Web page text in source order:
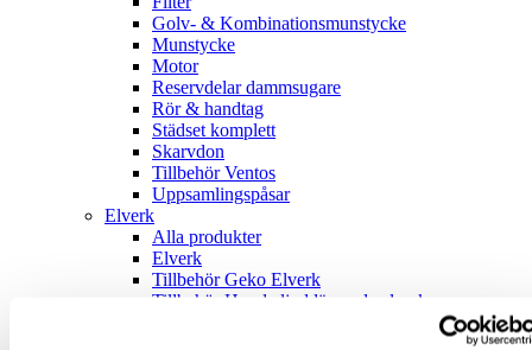
Golv- & Kombinationsmunstycke
Munstycke
Motor
Reservdelar dammsugare
Rör & handtag
Städset komplett
Skarvdon
Tillbehör Ventos
Uppsamlingspåsar
Elverk
Alla produkter
Elverk
Tillbehör Geko Elverk
Tillbehör Honda ljuddämpade elverk